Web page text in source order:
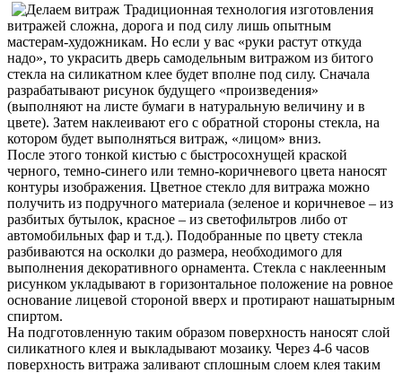
Традиционная технология изготовления
витражей сложна, дорога и под силу лишь опытным
мастерам-художникам. Но если у вас «руки растут откуда
надо», то украсить дверь самодельным витражом из битого
стекла на силикатном клее будет вполне под силу. Сначала
разрабатывают рисунок будущего «произведения»
(выполняют на листе бумаги в натуральную величину и в
цвете). Затем наклеивают его с обратной стороны стекла, на
котором будет выполняться витраж, «лицом» вниз.
После этого тонкой кистью с быстросохнущей краской
черного, темно-синего или темно-коричневого цвета наносят
контуры изображения. Цветное стекло для витража можно
получить из подручного материала (зеленое и коричневое – из
разбитых бутылок, красное – из светофильтров либо от
автомобильных фар и т.д.). Подобранные по цвету стекла
разбиваются на осколки до размера, необходимого для
выполнения декоративного орнамента. Стекла с наклеенным
рисунком укладывают в горизонтальное положение на ровное
основание лицевой стороной вверх и протирают нашатырным
спиртом.
На подготовленную таким образом поверхность наносят слой
силикатного клея и выкладывают мозаику. Через 4-6 часов
поверхность витража заливают сплошным слоем клея таким